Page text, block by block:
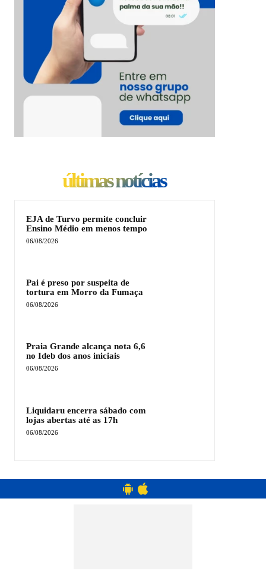
últimas notícias
EJA de Turvo permite concluir
Ensino Médio em menos tempo
06/08/2026
Pai é preso por suspeita de
tortura em Morro da Fumaça
06/08/2026
Praia Grande alcança nota 6,6
no Ideb dos anos iniciais
06/08/2026
Liquidaru encerra sábado com
lojas abertas até as 17h
06/08/2026